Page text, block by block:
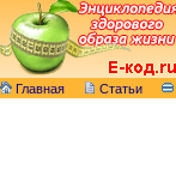
Главная Статьи